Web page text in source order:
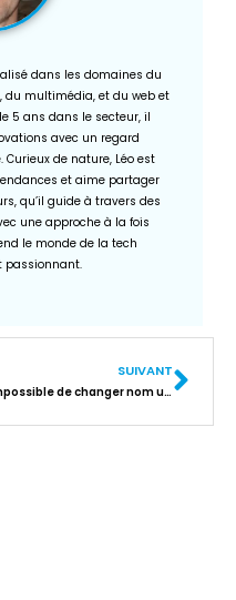
dans les domaines du
multimédia, et du web et
5 ans dans le secteur, il
avec un regard
de nature, Léo est
et aime partager
qu’il guide à travers des
une approche à la fois
le monde de la tech
passionnant.
SUIVANT
Impossible de changer nom utilisateur Instagram : le blocage et les solutions rapides